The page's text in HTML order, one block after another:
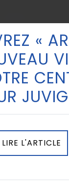
«
LIRE L'ARTICLE